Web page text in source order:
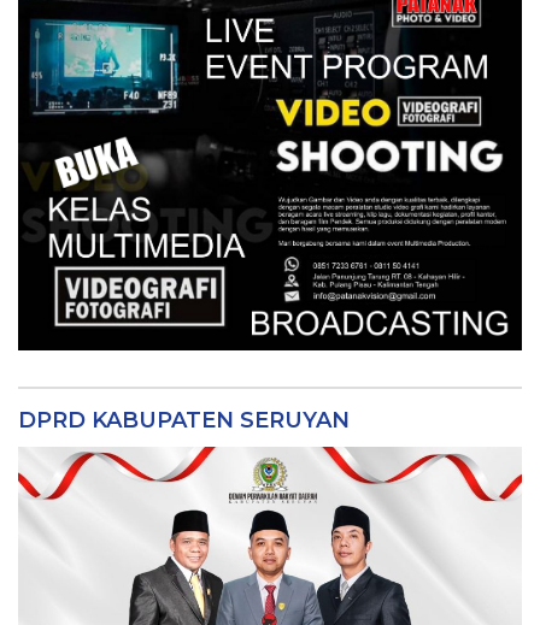
DPRD KABUPATEN SERUYAN